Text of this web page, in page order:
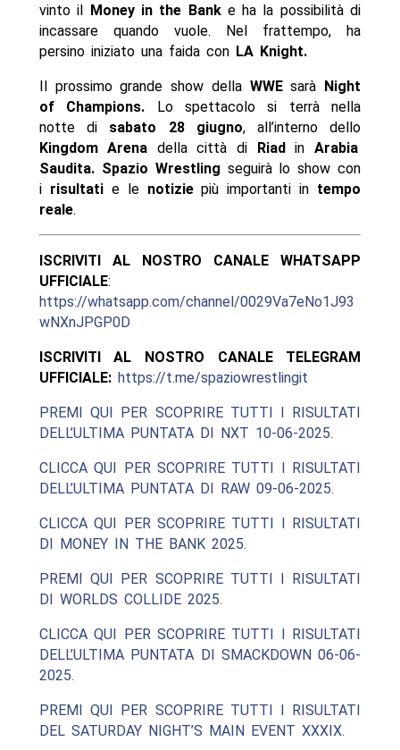
vinto il
Money in the Banke ha la possibilità di
incassare quando vuole. Nel frattempo, ha
persino iniziato una faida con LA Knight.
Il prossimo grande show della WWEsarà
Night
of Champions. Lo spettacolo si terrà nella
notte di sabato 28 giugno, all’interno dello
Kingdom Arena della città di Riad in Arabia
Saudita. Spazio Wrestling seguirà lo show con
i risultatie le notiziepiù importanti in tempo
reale.
ISCRIVITI AL NOSTRO CANALE WHATSAPP
UFFICIALE:
https://whatsapp.com/channel/0029Va7eNo1J93
wNXnJPGP0D
ISCRIVITI AL NOSTRO CANALE TELEGRAM
UFFICIALE: https://t.me/spaziowrestlingit
PREMI QUI PER SCOPRIRE TUTTI I RISULTATI
DELL’ULTIMA PUNTATA DI NXT 10-06-2025.
CLICCA QUI PER SCOPRIRE TUTTI I RISULTATI
DELL’ULTIMA PUNTATA DI RAW 09-06-2025.
CLICCA QUI PER SCOPRIRE TUTTI I RISULTATI
DI MONEY IN THE BANK 2025.
PREMI QUI PER SCOPRIRE TUTTI I RISULTATI
DI WORLDS COLLIDE 2025.
CLICCA QUI PER SCOPRIRE TUTTI I RISULTATI
DELL’ULTIMA PUNTATA DI SMACKDOWN 06-06-
2025.
PREMI QUI PER SCOPRIRE TUTTI I RISULTATI
DEL SATURDAY NIGHT’S MAIN EVENT XXXIX.